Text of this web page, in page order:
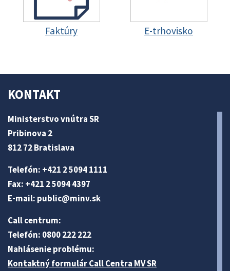
Faktúry E-trhovisko
KONTAKT
Ministerstvo vnútra SR
Pribinova 2
812 72 Bratislava
Telefón: +421 2 5094 1111
Fax: +421 2 5094 4397
E-mail: public@minv.sk
Call centrum:
Telefón: 0800 222 222
Nahlásenie problému:
Kontaktný formulár Call Centra MV SR